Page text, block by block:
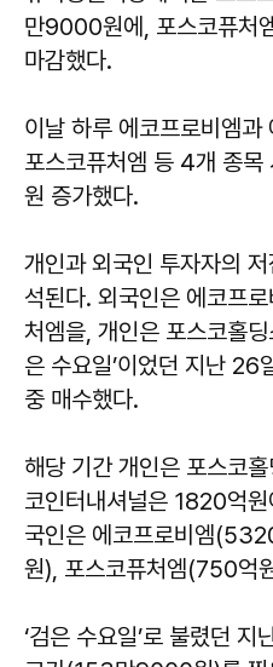
만9000원에, 포스코퓨처
마감했다.
이날 하루 에코프로비엠과
포스코퓨처엠 등 4개 종
원 증가했다.
개인과 외국인 투자자의
석된다. 외국인은 에코프
처엠을, 개인은 포스코홀
은 수요일’이었던 지난 26
중 매수했다.
해당 기간 개인은 포스코
코인터내셔널은 1820억원
국인은 에코프로비엠
원), 포스코퓨처엠(750억
‘검은 수요일’로 불렸던